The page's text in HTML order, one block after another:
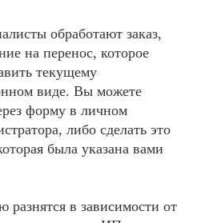
обработают заказ,
на перенос, которое
текущему
виде. Вы можете
форму в личном
либо сделать это
была указана вами
разнятся в зависимости от